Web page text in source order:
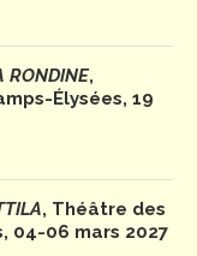
RONDINE,
Élysées, 19
, Théâtre des
04-06 mars 2027